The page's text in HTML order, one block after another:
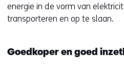
energie in de vorm van
transporteren en op te slaan.
Goedkoper en goed